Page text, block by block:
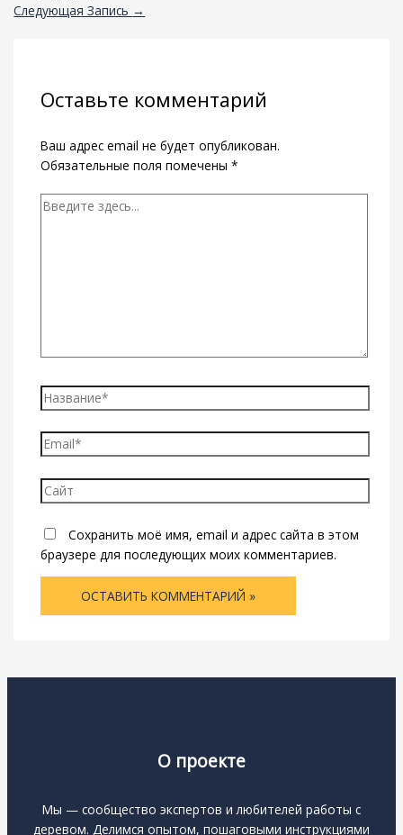
Следующая Запись →
Оставьте комментарий
Ваш адрес email не будет опубликован.
Обязательные поля помечены *
Введите
Название*
Email*
Сайт
Сохранить моё имя, email и адрес сайта в этом
браузере для последующих моих комментариев.
О проекте
Мы — сообщество экспертов и любителей работы с
деревом. Делимся опытом, пошаговыми инструкциями